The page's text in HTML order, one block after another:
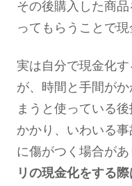
その後購入した商
ってもらうことで現
実は自分で現金化
が、時間と手間が
まうと使っている
かかり、いわいる
に傷がつく場合が
リの現金化をする